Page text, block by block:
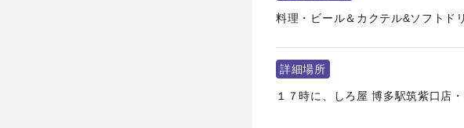
料理・ビール＆カクテル&ソフトド
詳細場所
１７時に、しろ屋 博多駅筑紫口店